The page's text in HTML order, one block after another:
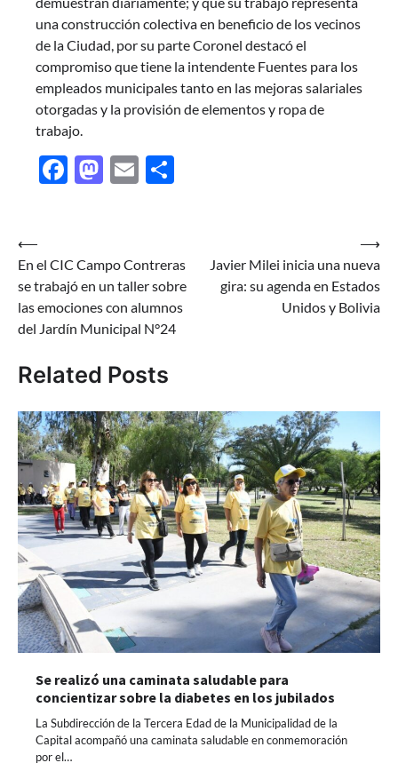
una construcción colectiva en beneficio de los vecinos
de la Ciudad, por su parte Coronel destacó el
compromiso que tiene la intendente Fuentes para los
empleados municipales tanto en las mejoras salariales
otorgadas y la provisión de elementos y ropa de
trabajo.
Facebook
Mastodon
Email
Navegación
de
entradas
⟵
En el CIC Campo Contreras
se trabajó en un taller sobre
las emociones con alumnos
del Jardín Municipal N°24
Javier Milei inicia una nueva
gira: su agenda en Estados
Unidos y Bolivia
⟶
Related Posts
Se realizó una caminata saludable para
concientizar sobre la diabetes en los jubilados
La Subdirección de la Tercera Edad de la Municipalidad de la
Capital acompañó una caminata saludable en conmemoración
por el…